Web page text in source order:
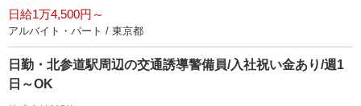
日給1万4,500円～
アルバイト・パート / 東京都
日勤・北参道駅周辺の交通誘導警備員/入社祝い金あり/週1
日～OK